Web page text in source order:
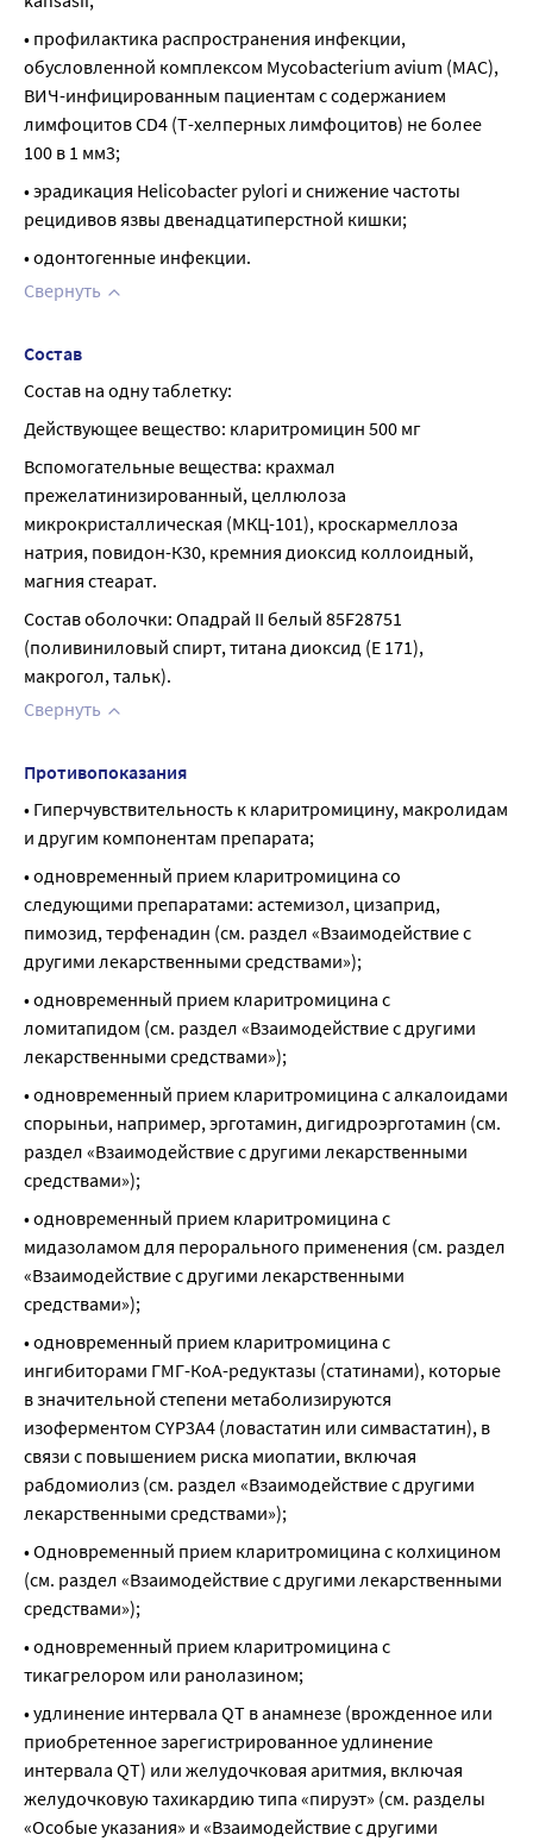
• профилактика распространения инфекции,
обусловленной комплексом Mycobacterium avium (MAC),
ВИЧ-инфицированным пациентам с содержанием
лимфоцитов CD4 (Т-хелперных лимфоцитов) не более
100 в 1 мм3;
• эрадикация Helicobacter pylori и снижение частоты
рецидивов язвы двенадцатиперстной кишки;
• одонтогенные инфекции.
Свернуть
Состав
Состав на одну таблетку:
Действующее вещество: кларитромицин 500 мг
Вспомогательные вещества: крахмал
прежелатинизированный, целлюлоза
микрокристаллическая (МКЦ-101), кроскармеллоза
натрия, повидон-К30, кремния диоксид коллоидный,
магния стеарат.
Состав оболочки: Опадрай II белый 85F28751
(поливиниловый спирт, титана диоксид (Е 171),
макрогол, тальк).
Свернуть
Противопоказания
• Гиперчувствительность к кларитромицину, макролидам
и другим компонентам препарата;
• одновременный прием кларитромицина со
следующими препаратами: астемизол, цизаприд,
пимозид, терфенадин (см. раздел «Взаимодействие с
другими лекарственными средствами»);
• одновременный прием кларитромицина с
ломитапидом (см. раздел «Взаимодействие с другими
лекарственными средствами»);
• одновременный прием кларитромицина с алкалоидами
спорыньи, например, эрготамин, дигидроэрготамин (см.
раздел «Взаимодействие с другими лекарственными
средствами»);
• одновременный прием кларитромицина с
мидазоламом для перорального применения (см. раздел
«Взаимодействие с другими лекарственными
средствами»);
• одновременный прием кларитромицина с
ингибиторами ГМГ-КоА-редуктазы (статинами), которые
в значительной степени метаболизируются
изоферментом CYP3A4 (ловастатин или симвастатин), в
связи с повышением риска миопатии, включая
рабдомиолиз (см. раздел «Взаимодействие с другими
лекарственными средствами»);
• Одновременный прием кларитромицина с колхицином
(см. раздел «Взаимодействие с другими лекарственными
средствами»);
• одновременный прием кларитромицина с
тикагрелором или ранолазином;
• удлинение интервала QT в анамнезе (врожденное или
приобретенное зарегистрированное удлинение
интервала QT) или желудочковая аритмия, включая
желудочковую тахикардию типа «пируэт» (см. разделы
«Особые указания» и «Взаимодействие с другими